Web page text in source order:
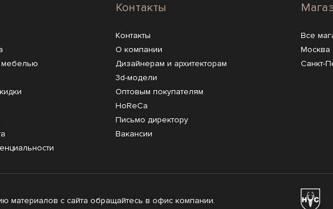
мебелью
Контакты
Контакты
О компании
Дизайнерам и архитекторам
3d-модели
Оптовым покупателям
HoReCa
Письмо директору
Вакансии
Все
Москва
Санкт-
с сайта обращайтесь в офис компании.